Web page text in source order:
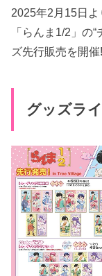
2025年2月15日
「らんま1/2」の
ズ先行販売を開催!
グッズラ